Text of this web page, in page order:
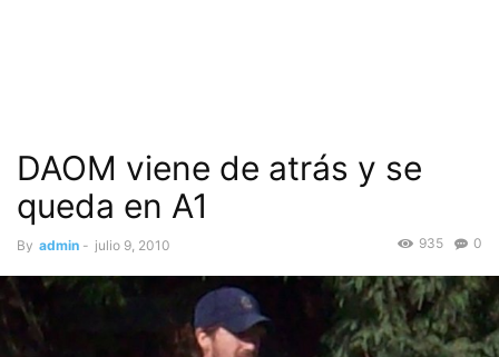
DAOM viene de atrás y se
queda en A1
By admin - julio 9, 2010 0
935